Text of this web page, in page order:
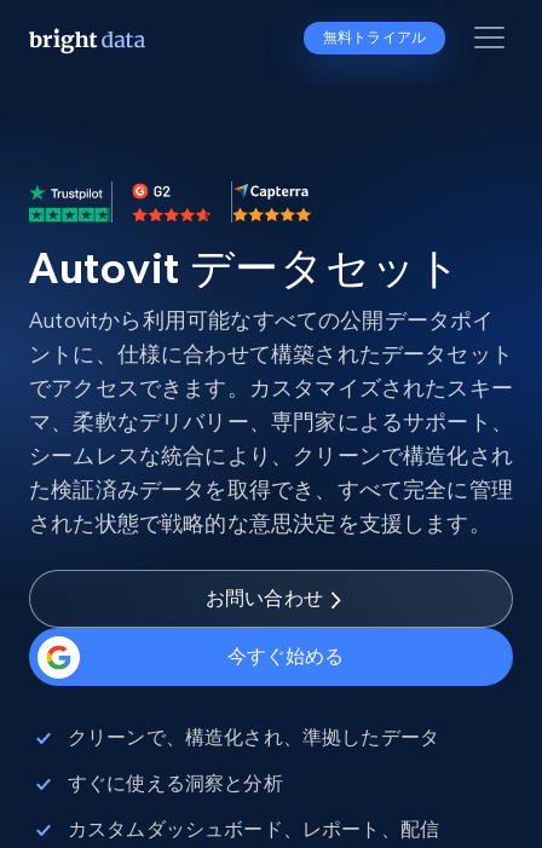
無料トライアル
Autovit データセット
Autovitから利用可能なすべての公開データポイ
ントに、仕様に合わせて構築されたデータセット
でアクセスできます。カスタマイズされたスキー
マ、柔軟なデリバリー、専門家によるサポート、
シームレスな統合により、クリーンで構造化され
た検証済みデータを取得でき、すべて完全に管理
された状態で戦略的な意思決定を支援します。
お問い合わせ
今すぐ始める
クリーンで、構造化され、準拠したデータ
すぐに使える洞察と分析
カスタムダッシュボード、レポート、配信